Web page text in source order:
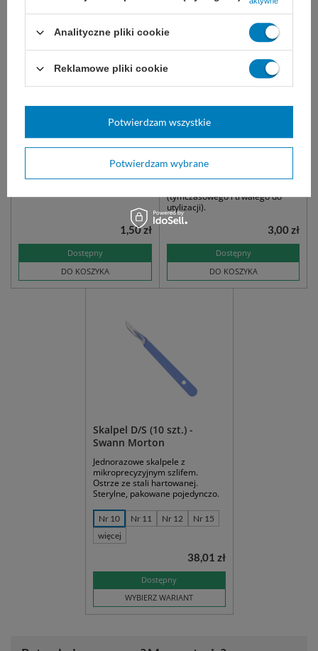
Sprzedawany na sztuki. Rozmiary
Dostępny
DO KOSZYKA
1,50 zł
Intergos
ampułek i drobnego sprzętu
(tymczasowego i trwałego do
utylizacji).
Dostępny
DO KOSZYKA
3,00 zł
Skalpel D/S (10 szt.) -
Swann Morton
Jednorazowe skalpele z
mikroprecyzyjnym szlifem.
Ostrze ze stali hartowanej.
Sterylne, pakowane pojedynczo.
Nr 10 Nr 11 Nr 12
Nr 15
więcej
Dostępny
WYBIERZ WARIANT
38,01 zł
Analityczne pliki cookie
Reklamowe pliki cookie
Potwierdzam wybrane
Potwierdzam wszystkie